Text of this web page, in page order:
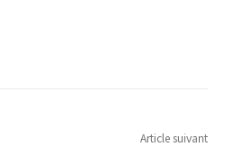
Article suivant